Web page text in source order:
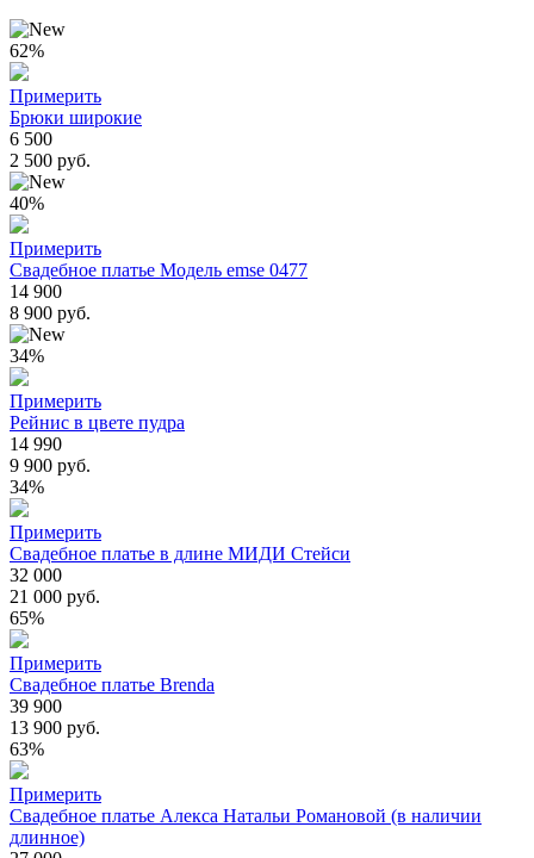
62%
Примерить
Брюки широкие
6 500
2 500 руб.
40%
Примерить
Свадебное платье Модель emse 0477
14 900
8 900 руб.
34%
Примерить
Рейнис в цвете пудра
14 990
9 900 руб.
34%
Примерить
Свадебное платье в длине МИДИ Стейси
32 000
21 000 руб.
65%
Примерить
Свадебное платье Brenda
39 900
13 900 руб.
63%
Примерить
Свадебное платье Алекса Натальи Романовой (в наличии
длинное)